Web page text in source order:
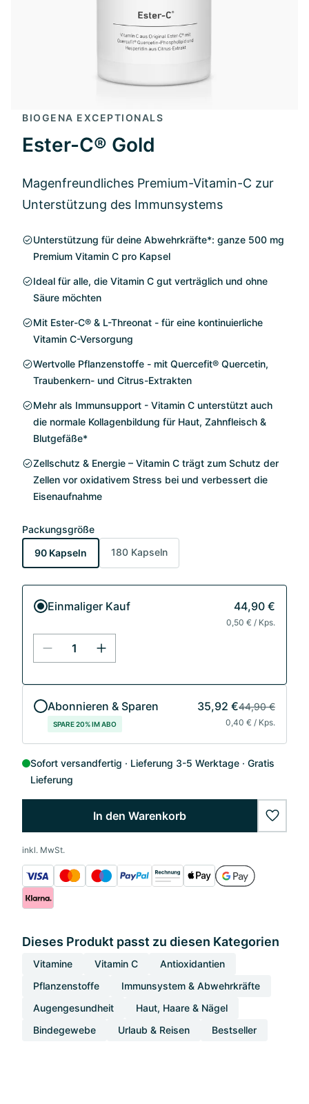
BIOGENA EXCEPTIONALS
Ester-C® Gold
Magenfreundliches Premium-Vitamin-C zur
Unterstützung des Immunsystems
Unterstützung für deine Abwehrkräfte*: ganze 500 mg
Premium Vitamin C pro Kapsel
Ideal für alle, die Vitamin C gut verträglich und ohne
Säure möchten
Mit Ester-C® & L-Threonat - für eine kontinuierliche
Vitamin C-Versorgung
Wertvolle Pflanzenstoffe - mit Quercefit® Quercetin,
Traubenkern- und Citrus-Extrakten
Mehr als Immunsupport - Vitamin C unterstützt auch
die normale Kollagenbildung für Haut, Zahnfleisch &
Blutgefäße*
Zellschutz & Energie – Vitamin C trägt zum Schutz der
Zellen vor oxidativem Stress bei und verbessert die
Eisenaufnahme
Packungsgröße
90 Kapseln
180 Kapseln
Einmaliger Kauf 44,90 €
0,50 € / Kps.
Abonnieren & Sparen
SPARE 20% IM ABO
35,92 €44,90 €
0,40 € / Kps.
Sofort versandfertig Lieferung 3-5 Werktage
Gratis
Lieferung
In den Warenkorb
inkl. MwSt.
Dieses Produkt passt zu diesen Kategorien
Vitamine Vitamin C
Antioxidantien
Pflanzenstoffe
Immunsystem & Abwehrkräfte
Augengesundheit
Haut, Haare & Nägel
Bindegewebe
Urlaub & Reisen Bestseller